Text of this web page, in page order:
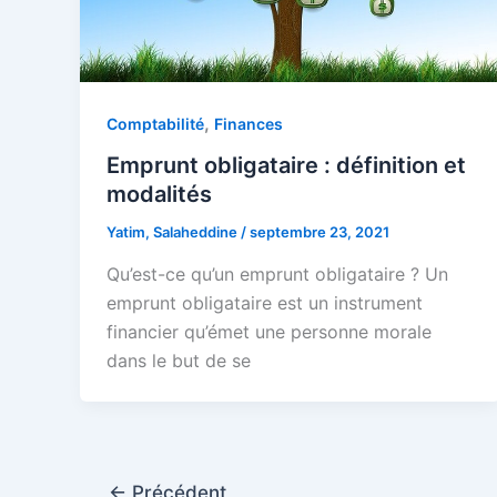
Comptabilité, Finances
Emprunt obligataire : définition et
modalités
Yatim, Salaheddine/septembre 23, 2021
Qu’est-ce qu’un emprunt obligataire ? Un
emprunt obligataire est un instrument
financier qu’émet une personne morale
dans le but de se
← Précédent